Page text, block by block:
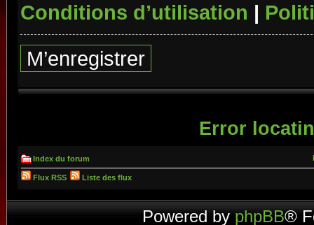
Conditions d’utilisation |
M’enregistrer
Error
Index du forum
Flux RSS Liste des flux
Powered by phpBB®